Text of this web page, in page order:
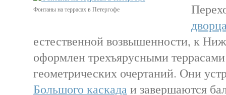
Фонтаны на террасах в Петергофе
естественной возвышенности, к
оформлен трехъярусными
геометрических очертаний. Они
Большого каскадаи завершаются